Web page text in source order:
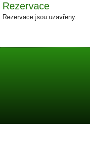
Rezervace
Rezervace jsou uzavřeny.